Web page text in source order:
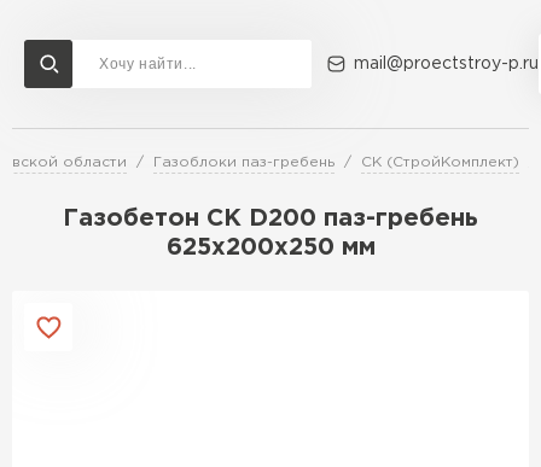
mail@proectstroy-p.ru
области Газоблоки паз-гребень СК (СтройКомплект)
Газобетон СК D200 паз-гребень
625х200х250 мм
Доставка и оплата Акции О компании Контакты
Перейти в каталог
Газобетон Бонолит